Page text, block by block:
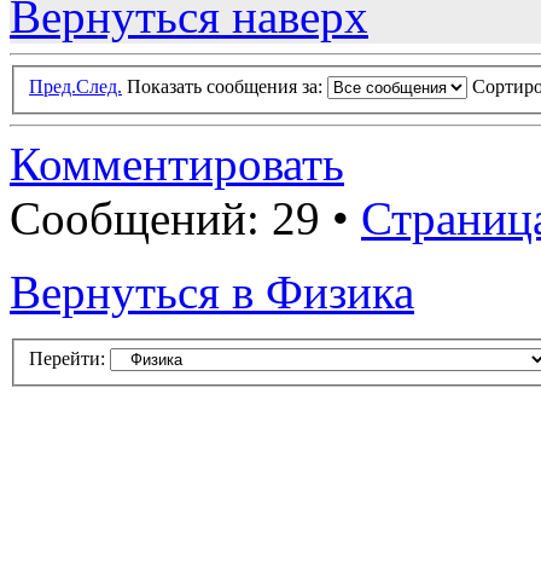
Вернуться наверх
Пред.След. Показать сообщения за:
Комментировать
Сообщений: 29 •
Вернуться в Физика
Перейти: